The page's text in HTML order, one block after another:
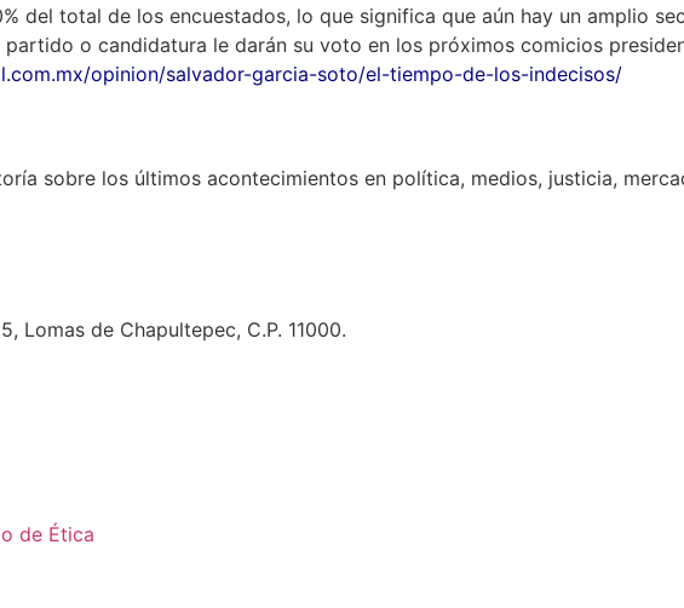
del total de los encuestados, lo que significa que aún hay un amplio
o candidatura le darán su voto en los próximos comicios
opinion/salvador-garcia-soto/el-tiempo-de-los-indecisos/
sobre los últimos acontecimientos en política, medios, justicia,
Lomas de Chapultepec, C.P. 11000.
de Ética